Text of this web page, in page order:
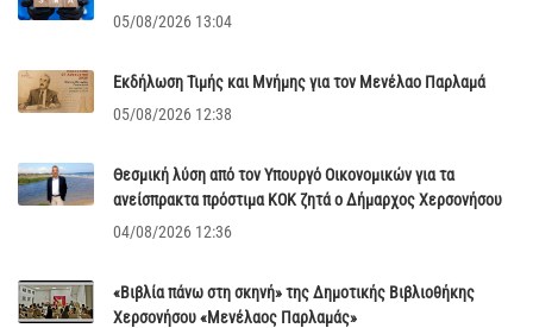
05/08/2026 13:04
Εκδήλωση Τιμής και Μνήμης για τον Μενέλαο Παρλαμά
05/08/2026 12:38
Θεσμική λύση από τον Υπουργό Οικονομικών για τα
ανείσπρακτα πρόστιμα ΚΟΚ ζητά ο Δήμαρχος Χερσονήσου
04/08/2026 12:36
«Βιβλία πάνω στη σκηνή» της Δημοτικής Βιβλιοθήκης
Χερσονήσου «Μενέλαος Παρλαμάς»